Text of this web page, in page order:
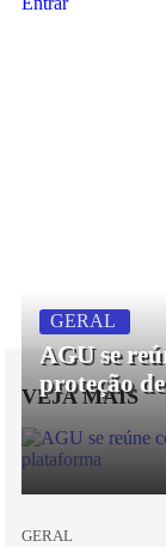
VEJA MAIS
GERAL
AGU se
proteção
GERAL